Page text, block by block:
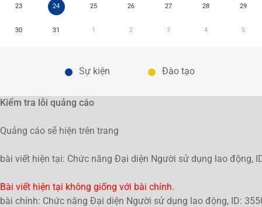
23 24 25 26 27 28 29
30 31 1 2 3 4 5
Sự kiện Đào tạo
Kiểm tra lỗi quảng cáo
Quảng cáo sẽ hiện trên trang
bài viết hiện tại: Chức năng Đại diện Người sử dụng lao động,
Bài viết hiện tại không giống với bài chính.
bài chính: Chức năng Đại diện Người sử dụng lao động, ID: